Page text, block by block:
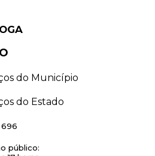
do Município
do Estado
696
público: